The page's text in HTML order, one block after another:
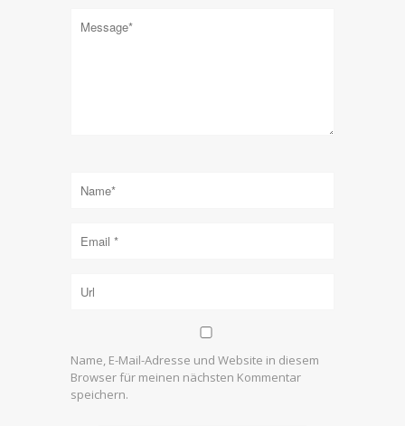
Name, E-Mail-Adresse und Website in diesem
Browser für meinen nächsten Kommentar
speichern.